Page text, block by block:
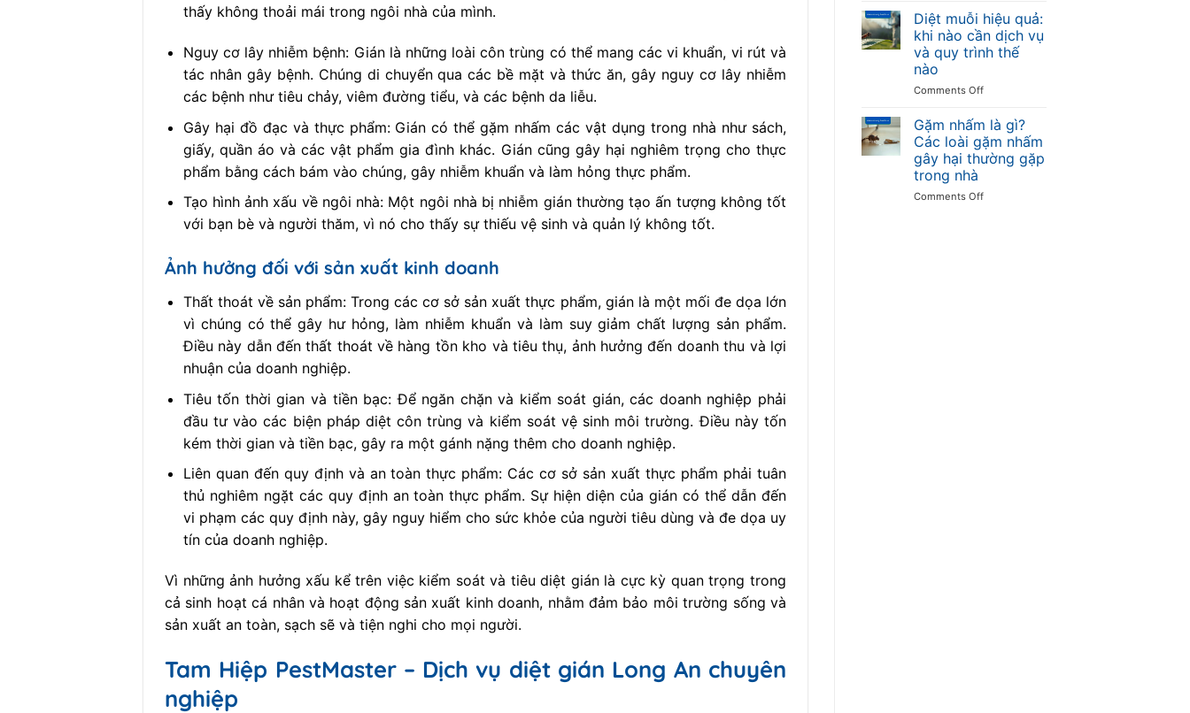
thấy không thoải mái trong ngôi nhà của mình.
Nguy cơ lây nhiễm bệnh: Gián là những loài côn trùng có thể mang các vi khuẩn, vi rút và
tác nhân gây bệnh. Chúng di chuyển qua các bề mặt và thức ăn, gây nguy cơ lây nhiễm
các bệnh như tiêu chảy, viêm đường tiểu, và các bệnh da liễu.
Gây hại đồ đạc và thực phẩm: Gián có thể gặm nhấm các vật dụng trong nhà như sách,
giấy, quần áo và các vật phẩm gia đình khác. Gián cũng gây hại nghiêm trọng cho thực
phẩm bằng cách bám vào chúng, gây nhiễm khuẩn và làm hỏng thực phẩm.
Tạo hình ảnh xấu về ngôi nhà: Một ngôi nhà bị nhiễm gián thường tạo ấn tượng không tốt
với bạn bè và người thăm, vì nó cho thấy sự thiếu vệ sinh và quản lý không tốt.
Ảnh hưởng đối với sản xuất kinh doanh
Thất thoát về sản phẩm: Trong các cơ sở sản xuất thực phẩm, gián là một mối đe dọa lớn
vì chúng có thể gây hư hỏng, làm nhiễm khuẩn và làm suy giảm chất lượng sản phẩm.
Điều này dẫn đến thất thoát về hàng tồn kho và tiêu thụ, ảnh hưởng đến doanh thu và lợi
nhuận của doanh nghiệp.
Tiêu tốn thời gian và tiền bạc: Để ngăn chặn và kiểm soát gián, các doanh nghiệp phải
đầu tư vào các biện pháp diệt côn trùng và kiểm soát vệ sinh môi trường. Điều này tốn
kém thời gian và tiền bạc, gây ra một gánh nặng thêm cho doanh nghiệp.
Liên quan đến quy định và an toàn thực phẩm: Các cơ sở sản xuất thực phẩm phải tuân
thủ nghiêm ngặt các quy định an toàn thực phẩm. Sự hiện diện của gián có thể dẫn đến
vi phạm các quy định này, gây nguy hiểm cho sức khỏe của người tiêu dùng và đe dọa uy
tín của doanh nghiệp.
Vì những ảnh hưởng xấu kể trên việc kiểm soát và tiêu diệt gián là cực kỳ quan trọng trong
cả sinh hoạt cá nhân và hoạt động sản xuất kinh doanh, nhằm đảm bảo môi trường sống và
sản xuất an toàn, sạch sẽ và tiện nghi cho mọi người.
Tam Hiệp PestMaster – Dịch vụ diệt gián Long An chuyên
nghiệp
ve
là
gì?
Cắn
sao
và
cách
diệt
trong
Diệt muỗi hiệu quả:
khi nào cần dịch vụ
và quy trình thế
nào
Comments Offon
muỗi
hiệu
quả:
khi
cần
Gặm nhấm là gì?
Các loài gặm nhấm
gây hại thường gặp
trong nhà
Comments Offon